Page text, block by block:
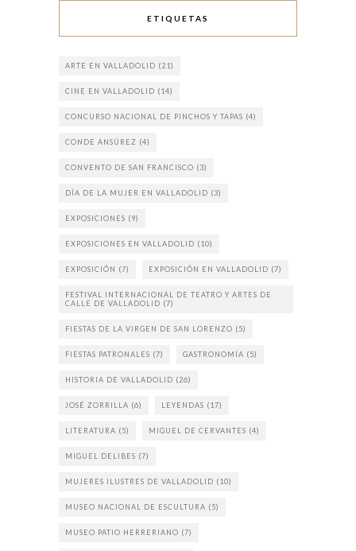
ETIQUETAS
ARTE EN VALLADOLID (21)
CINE EN VALLADOLID (14)
CONCURSO NACIONAL DE PINCHOS Y TAPAS (4)
CONDE ANSÚREZ (4)
CONVENTO DE SAN FRANCISCO (3)
DÍA DE LA MUJER EN VALLADOLID (3)
EXPOSICIONES (9)
EXPOSICIONES EN VALLADOLID (10)
EXPOSICIÓN (7) EXPOSICIÓN EN VALLADOLID (7)
FESTIVAL INTERNACIONAL DE TEATRO Y ARTES DE
CALLE DE VALLADOLID (7)
FIESTAS DE LA VIRGEN DE SAN LORENZO (5)
FIESTAS PATRONALES (7) GASTRONOMÍA (5)
HISTORIA DE VALLADOLID (26)
JOSÉ ZORRILLA (6) LEYENDAS (17)
LITERATURA (5) MIGUEL DE CERVANTES (4)
MIGUEL DELIBES (7)
MUJERES ILUSTRES DE VALLADOLID (10)
MUSEO NACIONAL DE ESCULTURA (5)
MUSEO PATIO HERRERIANO (7)